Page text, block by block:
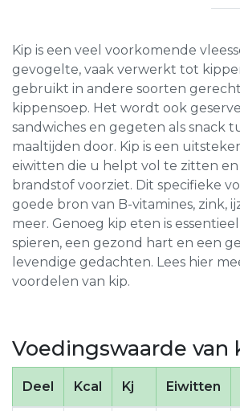
Kip is een veel voorkomende
gevogelte, vaak verwerkt tot
gebruikt in andere soorten
kippensoep. Het wordt ook
sandwiches en gegeten als snack
maaltijden door. Kip is een
eiwitten die u helpt vol te zitten
brandstof voorziet. Dit specifieke
goede bron van B-vitamines, zink,
meer. Genoeg kip eten is
spieren, een gezond hart en een
levendige gedachten. Lees hier
voordelen van kip.
Voedingswaarde van
Deel Kcal Kj Eiwitten